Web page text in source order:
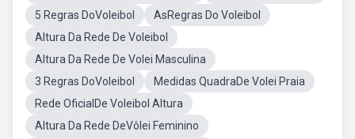
5 Regras DoVoleibol
AsRegras Do Voleibol
Altura Da Rede De Voleibol
Altura Da Rede De Volei Masculina
3 Regras DoVoleibol
Medidas QuadraDe Volei Praia
Rede OficialDe Voleibol Altura
Altura Da Rede DeVôlei Feminino